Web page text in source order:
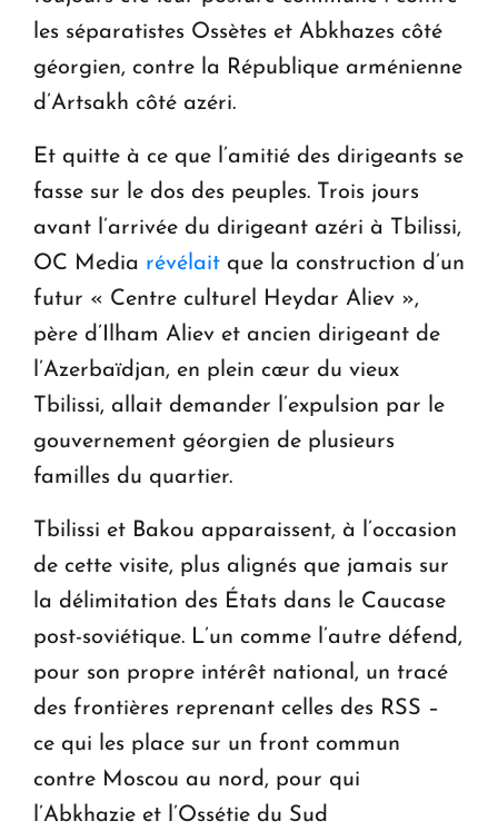
les séparatistes Ossètes et Abkhazes côté
géorgien, contre la République arménienne
d’Artsakh côté azéri.
Et quitte à ce que l’amitié des dirigeants se
fasse sur le dos des peuples. Trois jours
avant l’arrivée du dirigeant azéri à Tbilissi,
OC Media révélait que la construction d’un
futur « Centre culturel Heydar Aliev »,
père d’Ilham Aliev et ancien dirigeant de
l’Azerbaïdjan, en plein cœur du vieux
Tbilissi, allait demander l’expulsion par le
gouvernement géorgien de plusieurs
familles du quartier.
Tbilissi et Bakou apparaissent, à l’occasion
de cette visite, plus alignés que jamais sur
la délimitation des États dans le Caucase
post-soviétique. L’un comme l’autre défend,
pour son propre intérêt national, un tracé
des frontières reprenant celles des RSS –
ce qui les place sur un front commun
contre Moscou au nord, pour qui
l’Abkhazie et l’Ossétie du Sud